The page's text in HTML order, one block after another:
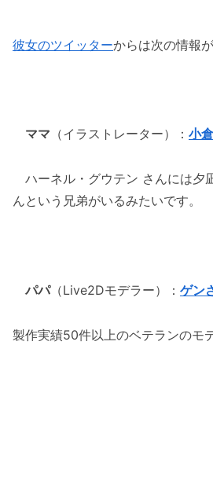
彼女のツイッターからは次の情報
ママ （イラストレーター）： 小
ハーネル・グウテン さんには夕
んという兄弟がいるみたいです。
パパ（Live2Dモデラー）： ゲン
製作実績50件以上のベテランのモ